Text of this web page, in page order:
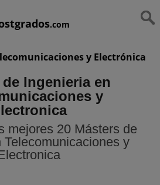
.com
y Electrónica
Ingenieria en
y
mejores 20 Másters de
Telecomunicaciones y